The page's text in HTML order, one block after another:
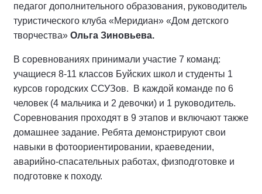
педагог дополнительного образования, руководитель
туристического клуба «Меридиан» «Дом детского
творчества» Ольга Зиновьева.
В соревнованиях принимали участие 7 команд:
учащиеся 8-11 классов Буйских школ и студенты 1
курсов городских ССУЗов. В каждой команде по 6
человек (4 мальчика и 2 девочки) и 1 руководитель.
Соревнования проходят в 9 этапов и включают также
домашнее задание. Ребята демонстрируют свои
навыки в фотоориентировании, краеведении,
аварийно-спасательных работах, физподготовке и
подготовке к походу.